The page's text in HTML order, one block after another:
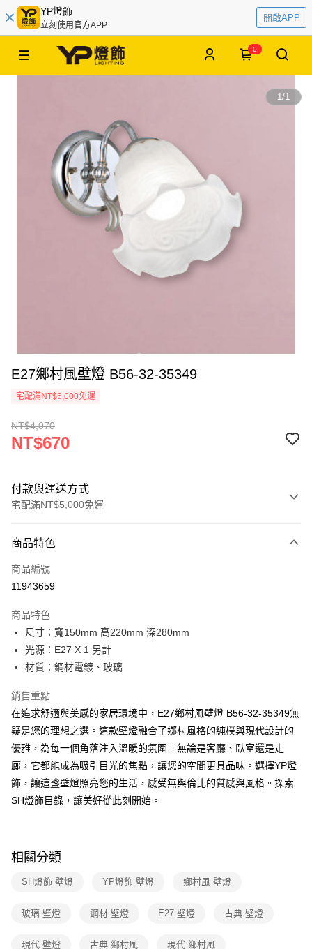
YP燈飾
立刻使用官方APP
開啟APP
0
1/1
E27鄉村風壁燈 B56-32-35349
宅配滿NT$5,000免運
NT$4,070
NT$670
付款與運送方式
宅配滿NT$5,000免運
信用卡一次付款
LINE Pay
街口支付
悠遊付
全盈+PAY
AFTEE先享後付
相關說明
【關於「AFTEE先享後付」】
AFTEE先享後付是「在收到商品之後才付款」的支付方式。 讓您購物簡單
便利好安心！
１．簡單：不需註冊會員、不需綁卡、不需儲值。
【「AFTEE先享後付」結帳流程】
１．於結帳方式選擇「AFTEE先享後付」後，將跳轉至「AFTEE先享後付」
結帳頁面，進行簡訊認證並確認金額後，即可完成結帳。
ATM／網路銀行／等多元方式進行付款，方視為交易完成。
購買商品的店家。未經商家同意取消之訂單仍視為有效，需透過AFTEE先享
每筆NT$180，滿NT$5,000(含以上)免運費
商品特色
商品編號
11943659
商品特色
尺寸：寬150mm 高220mm 深280mm
光源：E27 X 1 另計
材質：鋼材電鍍、玻璃
銷售重點
在追求舒適與美感的家居環境中，E27鄉村風壁燈 B56-32-35349無
疑是您的理想之選。這款壁燈融合了鄉村風格的純樸與現代設計的
優雅，為每一個角落注入溫暖的氛圍。無論是客廳、臥室還是走
廊，它都能成為吸引目光的焦點，讓您的空間更具品味。選擇YP燈
飾，讓這盞壁燈照亮您的生活，感受無與倫比的質感與風格。探索
SH燈飾目錄，讓美好從此刻開始。
相關分類
SH燈飾 壁燈 YP燈飾 壁燈 鄉村風 壁燈
玻璃 壁燈 鋼材 壁燈 E27 壁燈 古典 壁燈
現代 壁燈 古典 鄉村風 現代 鄉村風